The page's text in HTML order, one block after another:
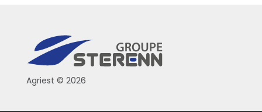
Agriest © 2026